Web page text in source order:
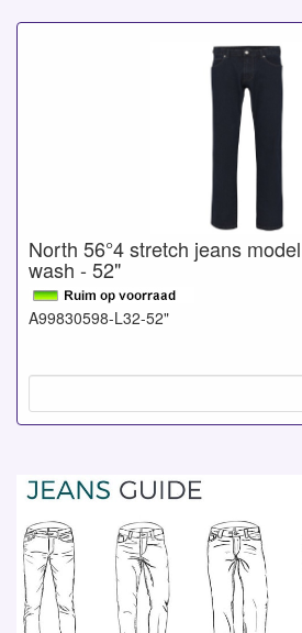
North 56°4 stretch jeans
wash - 52"
A99830598-L32-52"